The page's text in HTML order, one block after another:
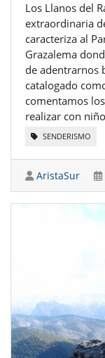
Los Llanos del
extraordinaria
caracteriza al
Grazalema
de adentrarnos
catalogado
comentamos
realizar con
SENDERISMO
AristaSur